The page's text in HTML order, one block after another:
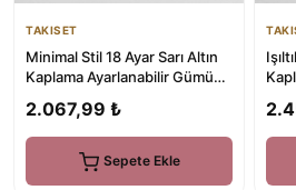
TAKISET
Minimal Stil 18 Ayar Sarı Altın
Kaplama Ayarlanabilir Gümüş
2.067,99 ₺
Sepete Ekle